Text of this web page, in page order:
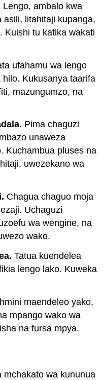
Lengo, ambalo kwa
asili, litahitaji kupanga,
Kuishi tu katika wakati
ufahamu wa lengo
Kukusanya taarifa
mazungumzo, na
Pima chaguzi
unaweza
Kuchambua pluses na
uwezekano wa
Chagua chaguo moja
Uchaguzi
wa wengine, na
wako.
Tatua kuendelea
lengo lako. Kuweka
maendeleo yako,
mpango wako wa
na fursa mpya.
mchakato wa kununua